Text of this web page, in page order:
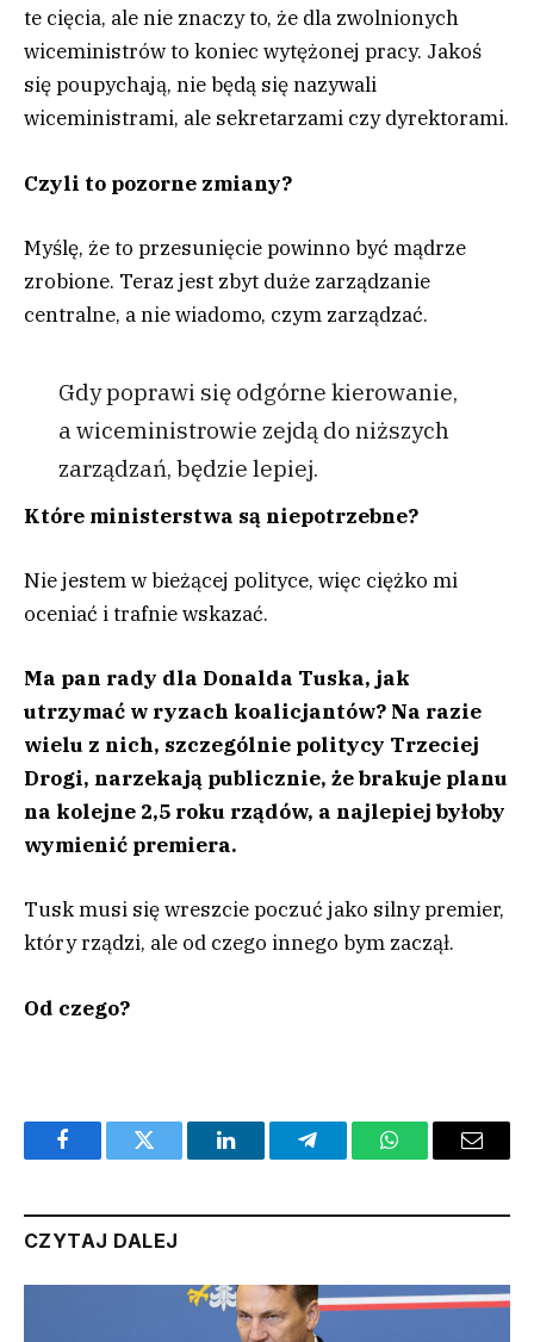
te cięcia, ale nie znaczy to, że dla zwolnionych
wiceministrów to koniec wytężonej pracy. Jakoś
się poupychają, nie będą się nazywali
wiceministrami, ale sekretarzami czy dyrektorami.
Czyli to pozorne zmiany?
Myślę, że to przesunięcie powinno być mądrze
zrobione. Teraz jest zbyt duże zarządzanie
centralne, a nie wiadomo, czym zarządzać.
Gdy poprawi się odgórne kierowanie,
a wiceministrowie zejdą do niższych
zarządzań, będzie lepiej.
Które ministerstwa są niepotrzebne?
Nie jestem w bieżącej polityce, więc ciężko mi
oceniać i trafnie wskazać.
Ma pan rady dla Donalda Tuska, jak
utrzymać w ryzach koalicjantów? Na razie
wielu z nich, szczególnie politycy Trzeciej
Drogi, narzekają publicznie, że brakuje planu
na kolejne 2,5 roku rządów, a najlepiej byłoby
wymienić premiera.
Tusk musi się wreszcie poczuć jako silny premier,
który rządzi, ale od czego innego bym zaczął.
Od czego?
FacebookTwitter LinkedInTelegramWhatsAppEmail
CZYTAJ DALEJ